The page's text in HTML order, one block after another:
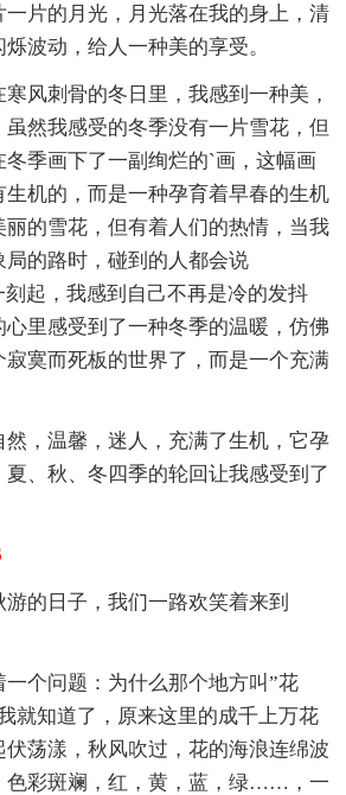
片的月光，月光落在我的身上，清
波动，给人一种美的享受。
风刺骨的冬日里，我感到一种美，
然我感受的冬季没有一片雪花，但
冬季画下了一副绚烂的`画，这幅画
生机的，而是一种孕育着早春的生机
丽的雪花，但有着人们的热情，当我
的路时，碰到的人都会说
刻起，我感到自己不再是冷的发抖
里感受到了一种冬季的温暖，仿佛
寞而死板的世界了，而是一个充满
然，温馨，迷人，充满了生机，它孕
、秋、冬四季的轮回让我感受到了
游的日子，我们一路欢笑着来到
个问题：为什么那个地方叫”花
就知道了，原来这里的成千上万花
荡漾，秋风吹过，花的海浪连绵波
色彩斑斓，红，黄，蓝，绿……，一